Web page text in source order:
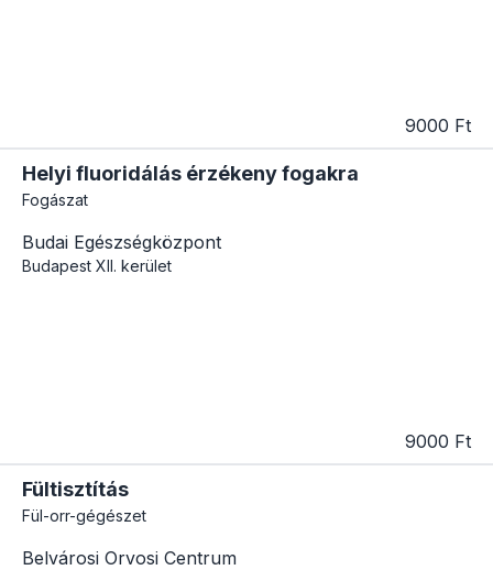
9000 Ft
Helyi fluoridálás érzékeny fogakra
Fogászat
Budai Egészségközpont
Budapest XII. kerület
9000 Ft
Fültisztítás
Fül-orr-gégészet
Belvárosi Orvosi Centrum